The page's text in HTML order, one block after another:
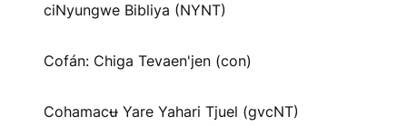
ciNyungwe Bibliya (NYNT)
Cofán: Chiga Tevaen'jen (con)
Cohamacʉ Yare Yahari Tjuel (gvcNT)